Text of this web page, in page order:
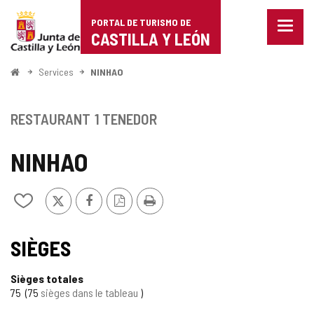
Portal
de
Turismo
Castilla
León
PORTAL DE TURISMO DE
CASTILLA Y LEÓN
Menu
<
Services NINHAO
NINHAO
Ajouter/retirer
de
cahiers
X FacebookVersion
PDF
Imprimer
RESTAURANT 1 TENEDOR
SIÈGES
Sièges totales
75 75 sièges dans le tableau